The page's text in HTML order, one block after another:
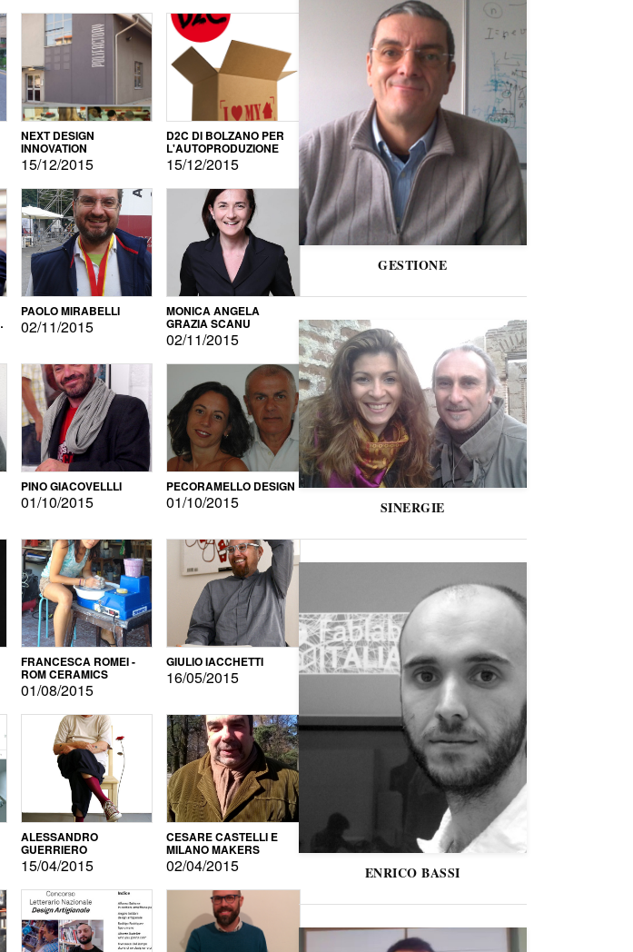
NEXT DESIGN
INNOVATION
15/12/2015
D2C DI BOLZANO PER
L'AUTOPRODUZIONE
15/12/2015
PAOLO MIRABELLI
02/11/2015
MONICA ANGELA
GRAZIA SCANU
02/11/2015
PINO GIACOVELLLI
01/10/2015
PECORAMELLO DESIGN
01/10/2015
FRANCESCA ROMEI -
ROM CERAMICS
01/08/2015
GIULIO IACCHETTI
16/05/2015
ALESSANDRO
GUERRIERO
15/04/2015
CESARE CASTELLI E
MILANO MAKERS
02/04/2015
GESTIONE
SINERGIE
ENRICO BASSI